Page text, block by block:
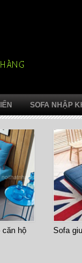
SOFA NHẬP
căn hộ
Sofa